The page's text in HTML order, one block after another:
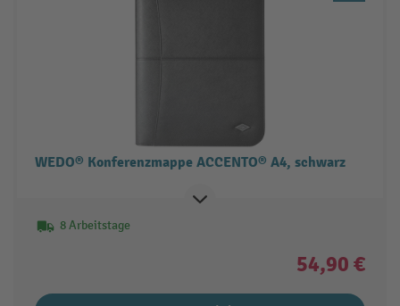
WEDO® Konferenzmappe ACCENTO® A4, schwarz
8 Arbeitstage
54,90 €